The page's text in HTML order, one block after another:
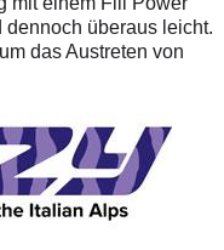
überaus leicht.
das Austreten von